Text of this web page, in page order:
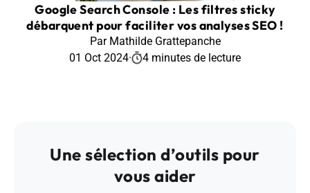
Google Search Console : Les filtres sticky
débarquent pour faciliter vos analyses SEO !
Par Mathilde Grattepanche
01 Oct 2024· 4 minutes de lecture
Une sélection d’outils pour
vous aider